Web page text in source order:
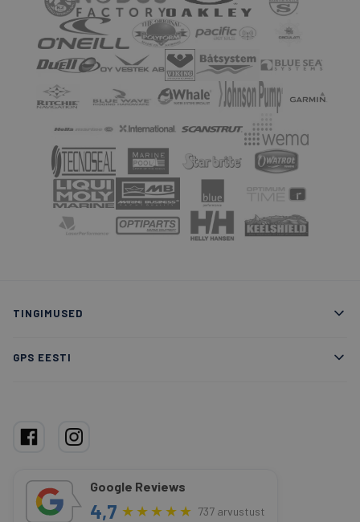
TINGIMUSED
GPS EESTI
Google Reviews
4,7 ★★★★★ 737 arvustust